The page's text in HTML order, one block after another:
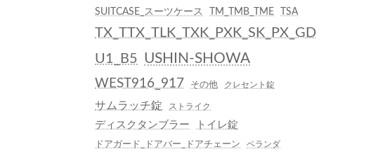
SUITCASE_スーツケース TM_TMB_TME TSA
TX_TTX_TLK_TXK_PXK_SK_PX_GD
U1_B5 USHIN-SHOWA
WEST916_917 その他 クレセント錠
サムラッチ錠 ストライク
ディスクタンブラー トイレ錠
ドアガード_ドアバー_ドアチェーン ベランダ